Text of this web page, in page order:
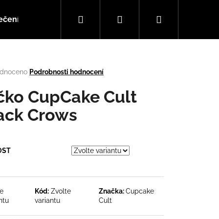
Hudba
Hledat PřihlášeníNákupní
Podrobnosti hodnocení
CupCake Cult
Crows
Kód: Zvolte
variantu
Značka:Cupcake
Cult
Následující